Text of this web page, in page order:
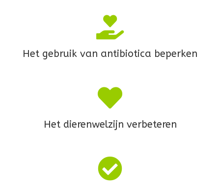
Het gebruik van antibiotica beperken
Het dierenwelzijn verbeteren